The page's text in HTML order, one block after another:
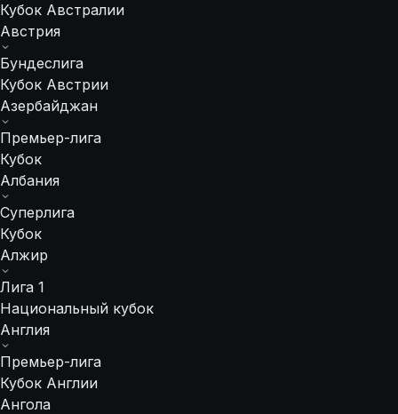
Кубок Австралии
Австрия
Бундеслига
Кубок Австрии
Азербайджан
Премьер-лига
Кубок
Албания
Суперлига
Кубок
Алжир
Лига 1
Национальный кубок
Англия
Премьер-лига
Кубок Англии
Ангола